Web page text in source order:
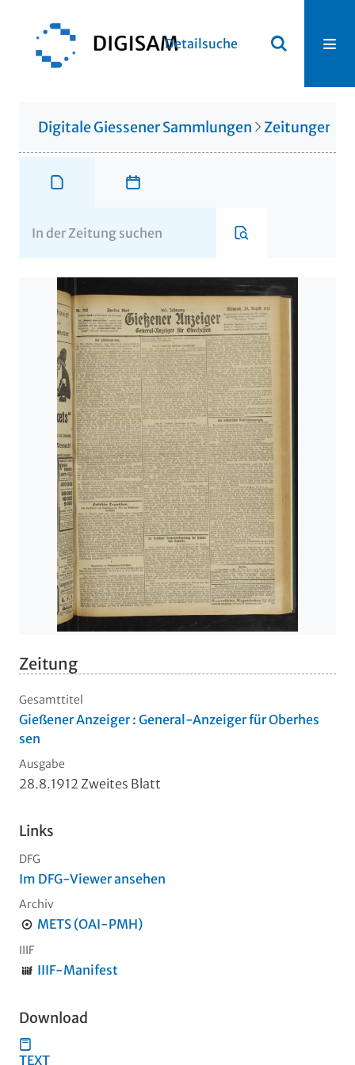
Detailsuche
Digitale Giessener Sammlungen Zeitungen
Zeitung
Gesamttitel
Gießener Anzeiger : General-Anzeiger für Oberhes
sen
Ausgabe
28.8.1912 Zweites Blatt
Links
DFG
Im DFG-Viewer ansehen
Archiv
METS (OAI-PMH)
IIIF
IIIF-Manifest
Download
TEXT